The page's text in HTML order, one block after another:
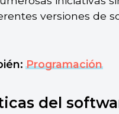
versiones de
Programación
del